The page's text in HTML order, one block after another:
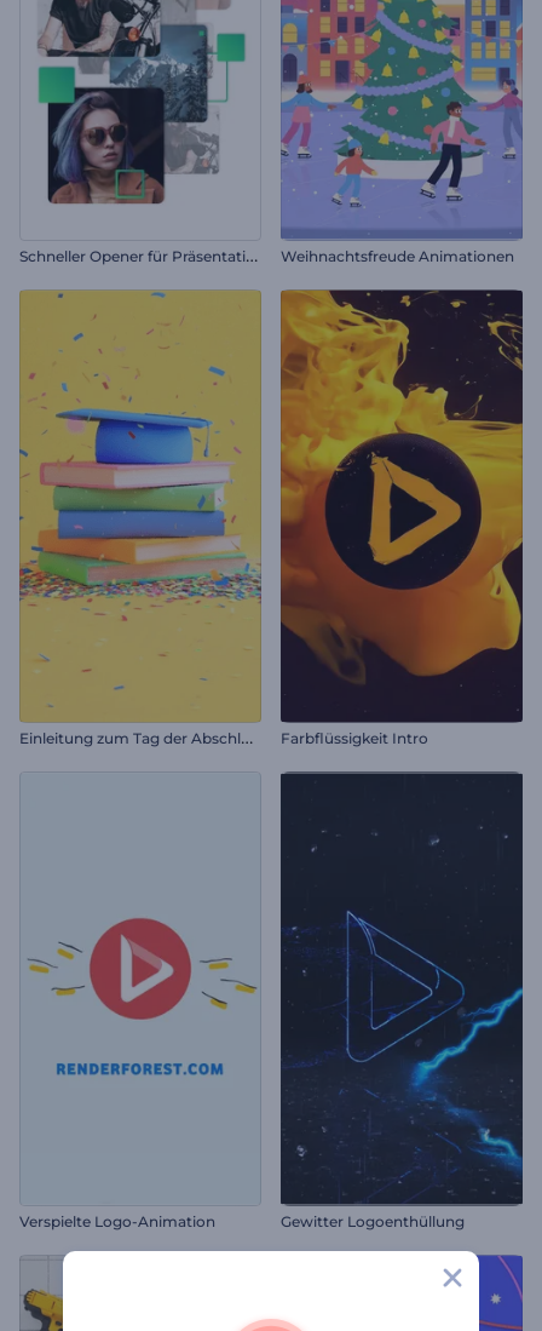
S
chneller Opener für Präsentationen Weihnachtsfreude Animationen
E
inleitung zum Tag der Abschlussfeier Farbflüssigkeit Intro
Verspielte Logo-Animation Gewitter Logoenthüllung